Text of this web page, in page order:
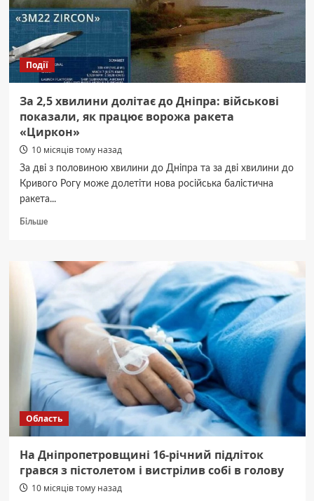
Події
За 2,5 хвилини долітає до Дніпра: військові
показали, як працює ворожа ракета
«Циркон»
10 місяців тому назад
За дві з половиною хвилини до Дніпра та за дві хвилини до
Кривого Рогу може долетіти нова російська балістична
ракета...
БільшеДокладніше
2,5
хвилини
до
Дніпра:
військові
як
працює
ворожа
ракета
«Циркон»
Область
На Дніпропетровщині 16-річний підліток
грався з пістолетом і вистрілив собі в голову
10 місяців тому назад